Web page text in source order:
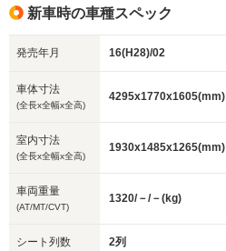
新車時の車種スペック
発売年月 16(H28)/02
車体寸法
(全長x全幅x全高)
4295x1770x1605(mm)
室内寸法
(全長x全幅x全高)
1930x1485x1265(mm)
車両重量
(AT/MT/CVT)
1320/－/－(kg)
シート列数 2列